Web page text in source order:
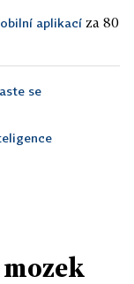
aplikací za 80
se